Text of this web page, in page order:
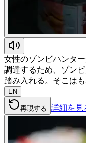
女性のゾンビハンタ
調達するため、ゾン
踏み入れる。そこは
EN
再現する 詳細を見